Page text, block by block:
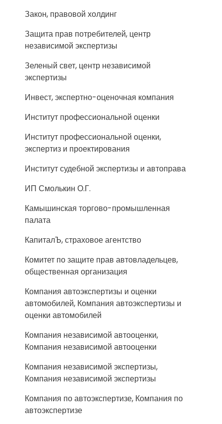
Закон, правовой холдинг
Защита прав потребителей, центр
независимой экспертизы
Зеленый свет, центр независимой
экспертизы
Инвест, экспертно-оценочная компания
Институт профессиональной оценки
Институт профессиональной оценки,
экспертиз и проектирования
Институт судебной экспертизы и автоправа
ИП Смолькин О.Г.
Камышинская торгово-промышленная
палата
КапиталЪ, страховое агентство
Комитет по защите прав автовладельцев,
общественная организация
Компания автоэкспертизы и оценки
автомобилей, Компания автоэкспертизы и
оценки автомобилей
Компания независимой автооценки,
Компания независимой автооценки
Компания независимой экспертизы,
Компания независимой экспертизы
Компания по автоэкспертизе, Компания по
автоэкспертизе